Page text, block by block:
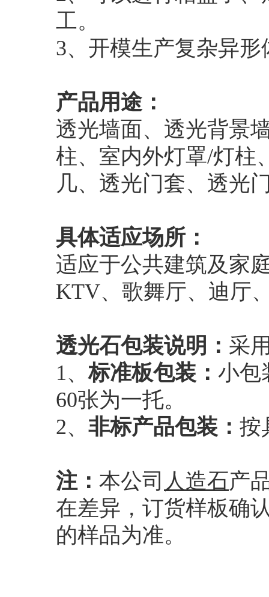
工。
3、开模生产复杂异形
产品用途：
透光墙面、透光背景
柱、室内外灯罩/灯柱
几、透光门套、透光
具体适应场所：
适应于公共建筑及家
KTV、歌舞厅、迪厅
透光石包装说明： 采
1、标准板包装： 小包
60张为一托。
2、 非标产品包装： 按
注： 本公司 人造石产
在差异，订货样板确
的样品为准。